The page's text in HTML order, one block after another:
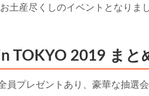
土産尽くしのイベントとなりま
TOKYO 2019 ま
員プレゼントあり、豪華な抽選